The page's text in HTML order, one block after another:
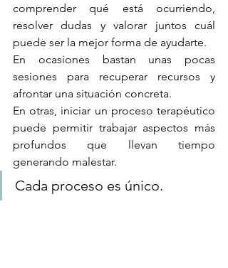
comprender qué está ocurriendo,
resolver dudas y valorar juntos cuál
puede ser la mejor forma de ayudarte.
En ocasiones bastan unas pocas
sesiones para recuperar recursos y
afrontar una situación concreta.
En otras, iniciar un proceso terapéutico
puede permitir trabajar aspectos más
profundos que llevan tiempo
generando malestar.
Cada proceso es único.